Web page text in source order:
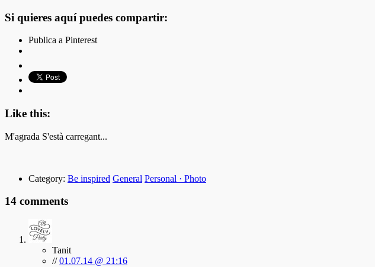
Si quieres aquí puedes compartir:
Publica a Pinterest
Like this:
M'agrada S'està carregant...
Category: Be inspired General Personal · Photo
14 comments
Tanit
//01.07.14 @ 21:16